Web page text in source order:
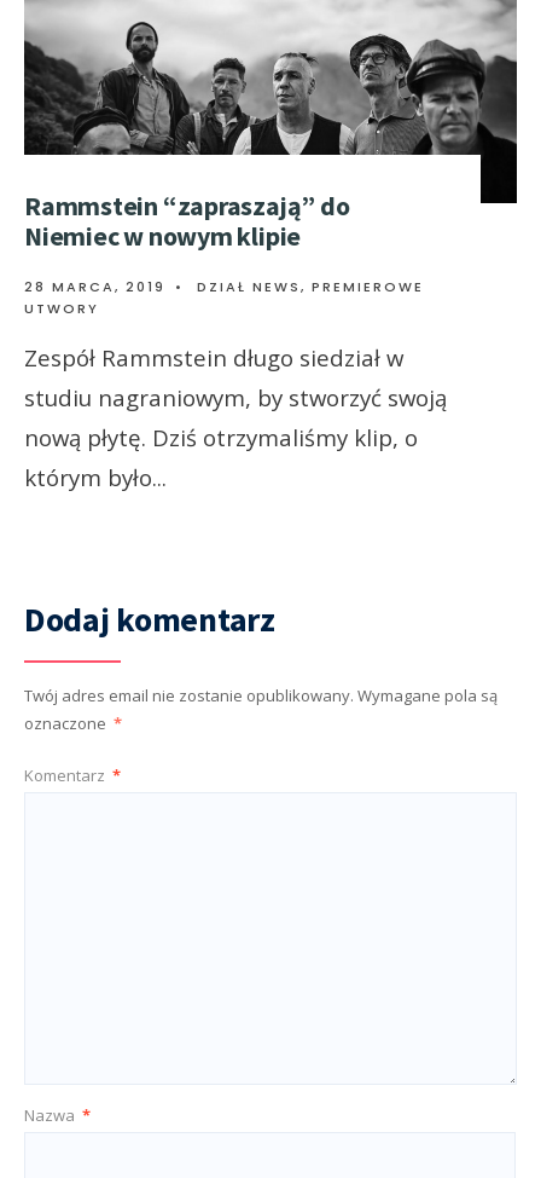
Rammstein “zapraszają” do
Niemiec w nowym klipie
28 MARCA, 2019 • DZIAŁ NEWS, PREMIEROWE
UTWORY
Zespół Rammstein długo siedział w
studiu nagraniowym, by stworzyć swoją
nową płytę. Dziś otrzymaliśmy klip, o
którym było...
Dodaj komentarz
Twój adres email nie zostanie opublikowany. Wymagane pola są
oznaczone *
Komentarz *
Nazwa *